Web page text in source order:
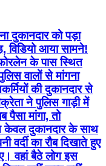
दुकानदार को पड़ा
विडियो आया सामने!
के पास स्थित
वालों से मांगना
की दुकानदार से
ने पुलिस गाड़ी में
पैसा मांगा, तो
केवल दुकानदार के साथ
का रौब दिखाते हुए
वहां बैठे लोग इस